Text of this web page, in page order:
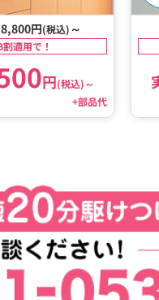
円(税込) ～
割適用で！
円(税込)～
+部品代